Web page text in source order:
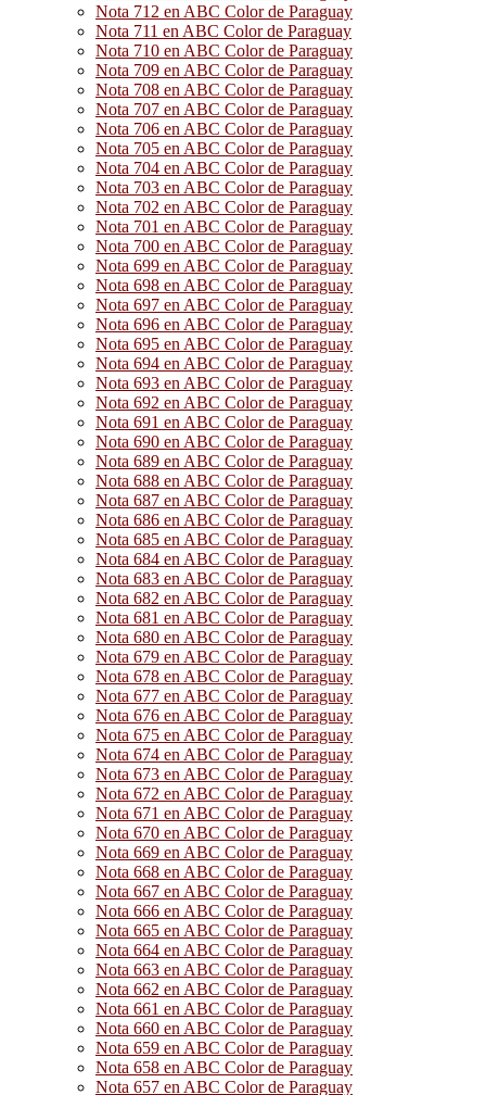
Nota 712 en ABC Color de Paraguay
Nota 711 en ABC Color de Paraguay
Nota 710 en ABC Color de Paraguay
Nota 709 en ABC Color de Paraguay
Nota 708 en ABC Color de Paraguay
Nota 707 en ABC Color de Paraguay
Nota 706 en ABC Color de Paraguay
Nota 705 en ABC Color de Paraguay
Nota 704 en ABC Color de Paraguay
Nota 703 en ABC Color de Paraguay
Nota 702 en ABC Color de Paraguay
Nota 701 en ABC Color de Paraguay
Nota 700 en ABC Color de Paraguay
Nota 699 en ABC Color de Paraguay
Nota 698 en ABC Color de Paraguay
Nota 697 en ABC Color de Paraguay
Nota 696 en ABC Color de Paraguay
Nota 695 en ABC Color de Paraguay
Nota 694 en ABC Color de Paraguay
Nota 693 en ABC Color de Paraguay
Nota 692 en ABC Color de Paraguay
Nota 691 en ABC Color de Paraguay
Nota 690 en ABC Color de Paraguay
Nota 689 en ABC Color de Paraguay
Nota 688 en ABC Color de Paraguay
Nota 687 en ABC Color de Paraguay
Nota 686 en ABC Color de Paraguay
Nota 685 en ABC Color de Paraguay
Nota 684 en ABC Color de Paraguay
Nota 683 en ABC Color de Paraguay
Nota 682 en ABC Color de Paraguay
Nota 681 en ABC Color de Paraguay
Nota 680 en ABC Color de Paraguay
Nota 679 en ABC Color de Paraguay
Nota 678 en ABC Color de Paraguay
Nota 677 en ABC Color de Paraguay
Nota 676 en ABC Color de Paraguay
Nota 675 en ABC Color de Paraguay
Nota 674 en ABC Color de Paraguay
Nota 673 en ABC Color de Paraguay
Nota 672 en ABC Color de Paraguay
Nota 671 en ABC Color de Paraguay
Nota 670 en ABC Color de Paraguay
Nota 669 en ABC Color de Paraguay
Nota 668 en ABC Color de Paraguay
Nota 667 en ABC Color de Paraguay
Nota 666 en ABC Color de Paraguay
Nota 665 en ABC Color de Paraguay
Nota 664 en ABC Color de Paraguay
Nota 663 en ABC Color de Paraguay
Nota 662 en ABC Color de Paraguay
Nota 661 en ABC Color de Paraguay
Nota 660 en ABC Color de Paraguay
Nota 659 en ABC Color de Paraguay
Nota 658 en ABC Color de Paraguay
Nota 657 en ABC Color de Paraguay